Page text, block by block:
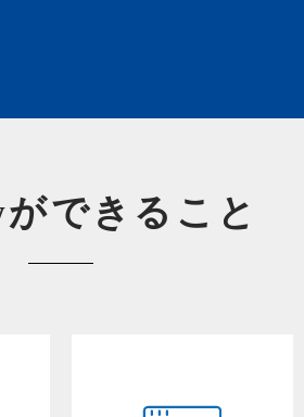
できること